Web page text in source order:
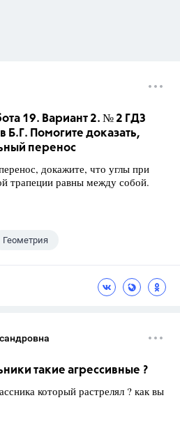
19. Вариант 2. № 2 ГДЗ
Б.Г. Помогите доказать,
перенос
докажите, что углы при
трапеции равны между собой.
Геометрия
такие агрессивные ?
который растрелял ? как вы